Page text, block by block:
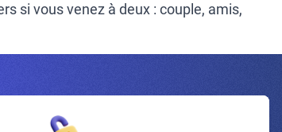
si vous venez à deux : couple, amis,